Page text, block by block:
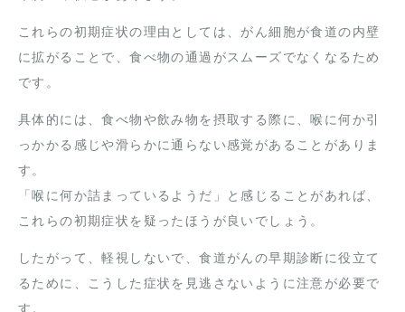
これらの初期症状の理由としては、がん細胞が食道の内壁
に拡がることで、食べ物の通過がスムーズでなくなるため
です。
具体的には、食べ物や飲み物を摂取する際に、喉に何か引
っかかる感じや滑らかに通らない感覚があることがありま
す。
「喉に何か詰まっているようだ」と感じることがあれば、
これらの初期症状を疑ったほうが良いでしょう。
したがって、軽視しないで、食道がんの早期診断に役立て
るために、こうした症状を見逃さないように注意が必要で
す。